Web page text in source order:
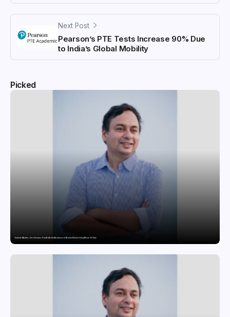
Next Post
Pearson’s PTE Tests Increase 90% Due
to India’s Global Mobility
Picked
Extreme Weather, Zero Excuses: How NoBroker Packers and Movers Delivers Every Move On Time